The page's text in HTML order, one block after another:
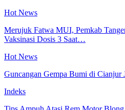
Hot News
Merujuk Fatwa MUI, Pemkab
Vaksinasi Dosis 3 Saat…
Hot News
Guncangan Gempa Bumi di Cianjur
Indeks